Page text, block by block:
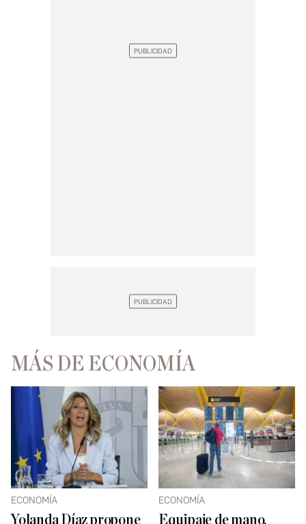
MÁS DE ECONOMÍA
ECONOMÍA
Yolanda Díaz propone
ECONOMÍA
Equipaje de mano,